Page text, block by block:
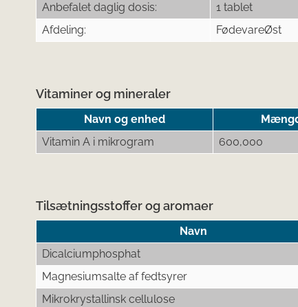
Anbefalet daglig dosis:
1 tablet
Afdeling:
FødevareØst
Vitaminer og mineraler
Navn og enhed
Vitamin A i mikrogram
600,000
Tilsætningsstoffer og aromaer
Navn
Dicalciumphosphat
Magnesiumsalte af fedtsyrer
Mikrokrystallinsk cellulose